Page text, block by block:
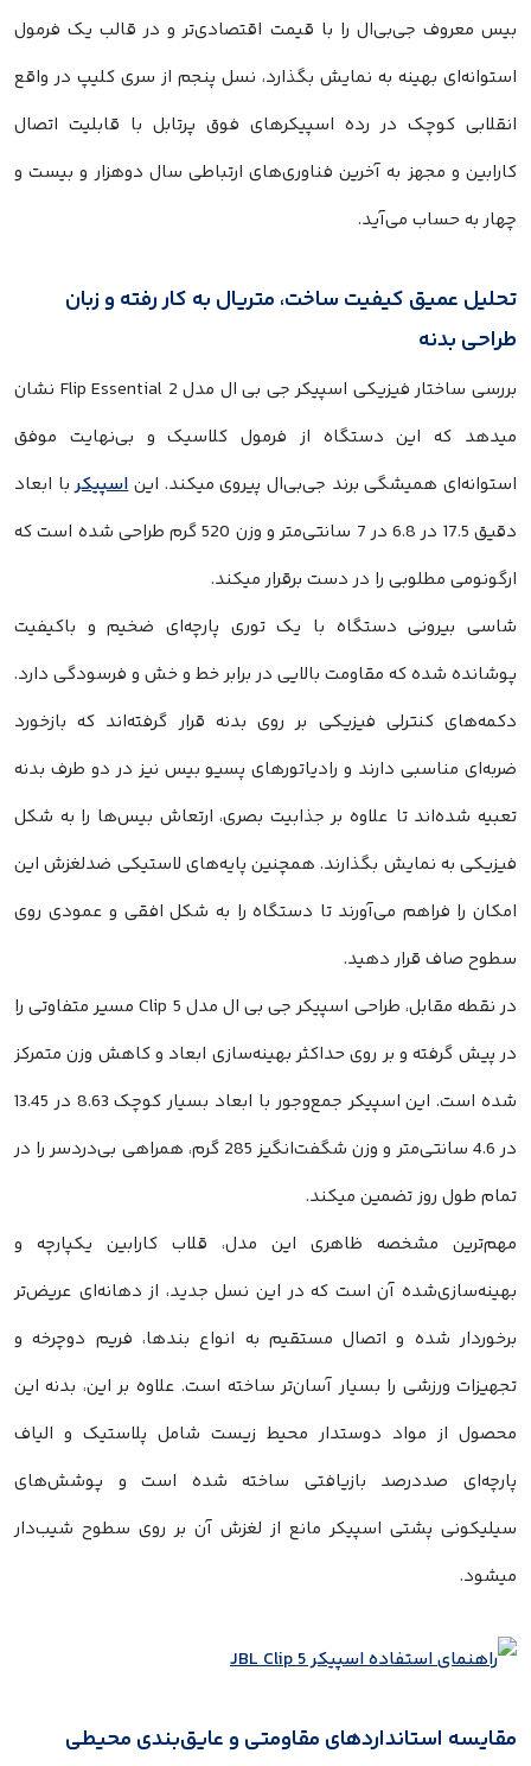
بیس معروف جی‌بی‌ال را با قیمت اقتصادی‌تر و در قالب یک فرمول
استوانه‌ای بهینه به نمایش بگذارد، نسل پنجم از سری کلیپ در واقع
انقلابی کوچک در رده اسپیکرهای فوق‌ پرتابل با قابلیت اتصال
کارابین و مجهز به آخرین فناوری‌های ارتباطی سال دوهزار و بیست و
چهار به حساب می‌آید.
تحلیل عمیق کیفیت ساخت، متریال به کار رفته و زبان
طراحی بدنه
بررسی ساختار فیزیکی اسپیکر جی بی ال مدل Flip Essential 2 نشان
میدهد که این دستگاه از فرمول کلاسیک و بی‌نهایت موفق
استوانه‌ای همیشگی برند جی‌بی‌ال پیروی میکند. ایناسپیکربا ابعاد
دقیق 17.5 در 6.8 در 7 سانتی‌متر و وزن 520 گرم طراحی شده است که
ارگونومی مطلوبی را در دست برقرار میکند.
شاسی بیرونی دستگاه با یک توری پارچه‌ای ضخیم و باکیفیت
پوشانده شده که مقاومت بالایی در برابر خط و خش و فرسودگی دارد.
دکمه‌های کنترلی فیزیکی بر روی بدنه قرار گرفته‌اند که بازخورد
ضربه‌ای مناسبی دارند و رادیاتورهای پسیو بیس نیز در دو طرف بدنه
تعبیه شده‌اند تا علاوه بر جذابیت بصری، ارتعاش بیس‌ها را به شکل
فیزیکی به نمایش بگذارند. همچنین پایه‌های لاستیکی ضدلغزش این
امکان را فراهم می‌آورند تا دستگاه را به شکل افقی و عمودی روی
سطوح صاف قرار دهید.
در نقطه مقابل، طراحی اسپیکر جی بی ال مدل Clip 5 مسیر متفاوتی را
در پیش گرفته و بر روی حداکثر بهینه‌سازی ابعاد و کاهش وزن متمرکز
شده است. این اسپیکر جمع‌وجور با ابعاد بسیار کوچک 8.63 در 13.45
در 4.6 سانتی‌متر و وزن شگفت‌انگیز 285 گرم، همراهی بی‌دردسر را در
تمام طول روز تضمین میکند.
مهم‌ترین مشخصه ظاهری این مدل، قلاب کارابین یکپارچه و
بهینه‌سازی‌شده آن است که در این نسل جدید، از دهانه‌ای عریض‌تر
برخوردار شده و اتصال مستقیم به انواع بندها، فریم دوچرخه و
تجهیزات ورزشی را بسیار آسان‌تر ساخته است. علاوه بر این، بدنه این
محصول از مواد دوستدار محیط زیست شامل پلاستیک و الیاف
پارچه‌ای صددرصد بازیافتی ساخته شده است و پوشش‌های
سیلیکونی پشتی اسپیکر مانع از لغزش آن بر روی سطوح شیب‌دار
میشود.
مقایسه استانداردهای مقاومتی و عایق‌بندی محیطی